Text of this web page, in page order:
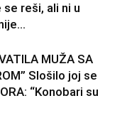
reši, ali ni u
MUŽA SA
Slošilo joj se
“Konobari su